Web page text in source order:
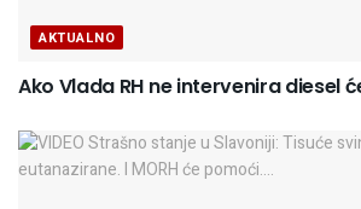
AKTUALNO
Ako Vlada RH ne intervenira diesel